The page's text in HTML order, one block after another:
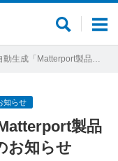
メ
ュ
サ
ト
製品紹介セミナー」開催のお知らせ
知らせ
製品
お知らせ